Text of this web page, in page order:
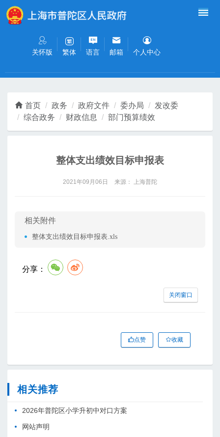
无障碍操作说明
关怀版 繁体 语言 邮箱 个人中心
首页 政务 政府文件 委办局
发改委
综合政务
财政信息 部门预算绩效
整体支出绩效目标申报表
2021年09月06日 来源： 上海普陀
相关附件
整体支出绩效目标申报表.xls
分享：
关闭窗口
点赞 收藏
相关推荐
2026年普陀区小学升初中对口方案
网站声明